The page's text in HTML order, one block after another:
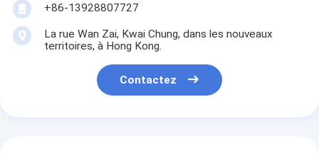
+86-13928807727
La rue Wan Zai, Kwai Chung, dans les nouveaux
territoires, à Hong Kong.
Contactez